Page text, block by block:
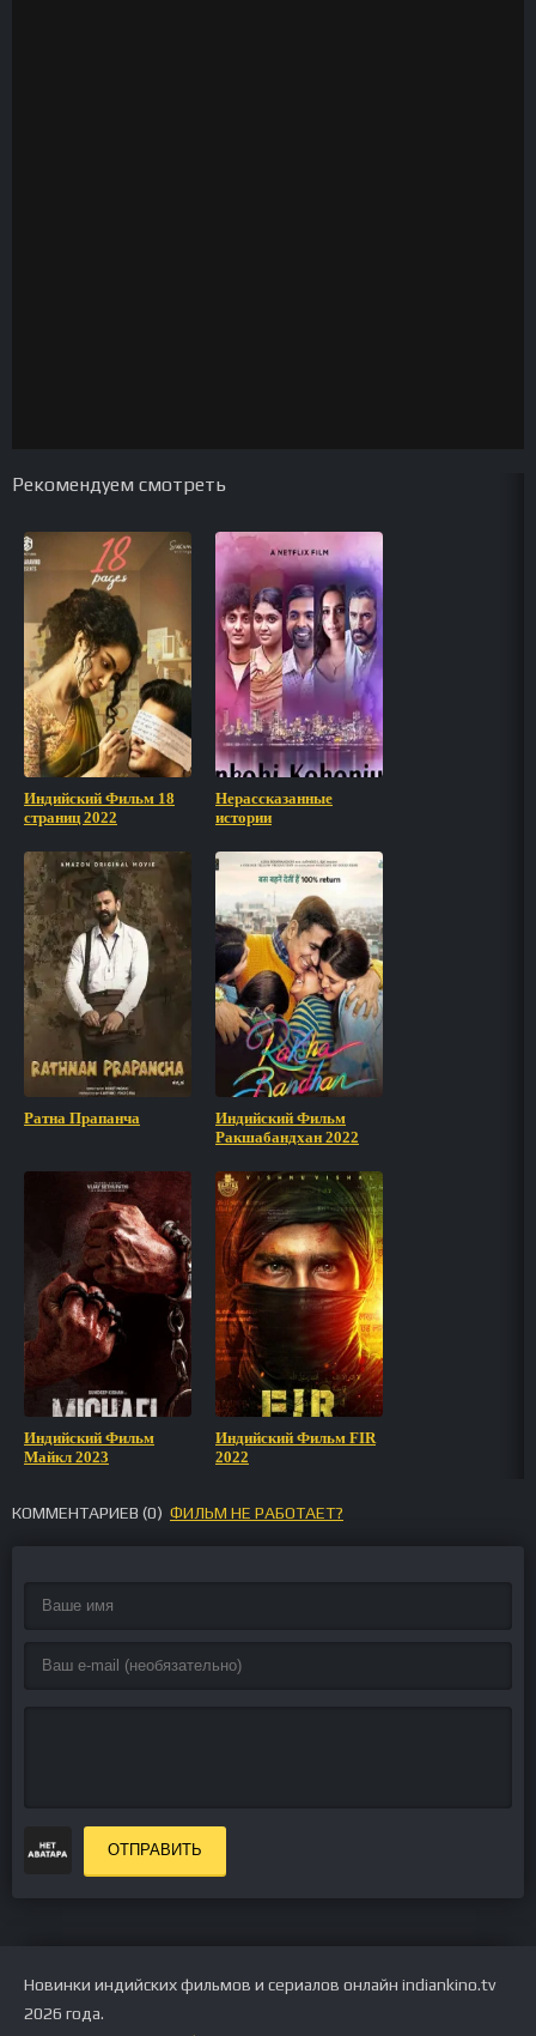
Рекомендуем смотреть
Индийский Фильм 18
страниц 2022
Нерассказанные
истории
Ратна Прапанча
Индийский Фильм
Ракшабандхан 2022
Индийский Фильм
Майкл 2023
Индийский Фильм FIR
2022
КОММЕНТАРИЕВ (0) ФИЛЬМ НЕ РАБОТАЕТ?
ОТПРАВИТЬ
Новинки индийских фильмов и сериалов онлайн indiankino.tv
2026 года.